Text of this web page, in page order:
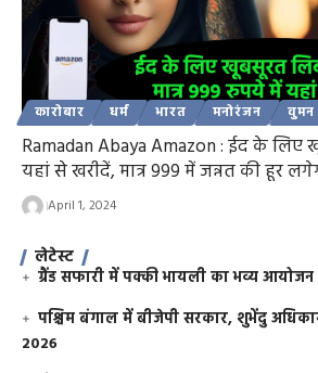
कारोबार धर्म भारत मनोरंजन वुमन
Ramadan Abaya Amazon : ईद के
यहां से खरीदें, मात्र 999 में जन्नत की हूर
April 1, 2024
लेटेस्ट
ग्रैंड सफारी में पक्की भायली का भव्य आयोजन
पश्चिम बंगाल में बीजेपी सरकार, शुभेंदु
2026